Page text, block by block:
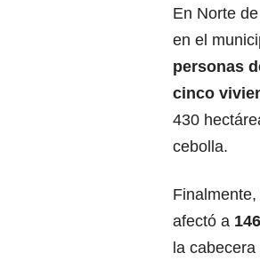
En Norte
en el
personas
cinco
430
cebolla.
Finalmente,
afectó a
la